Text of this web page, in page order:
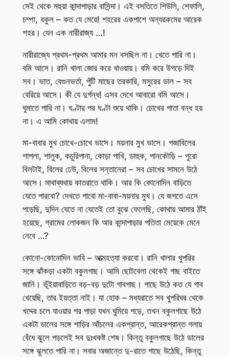
সেই থেকে মহুয়া কান্দাপাড়ার বাসিন্দা। এই বসতিতে শিউলি, শেফালি,
চম্পা, বকুল – কত যে মেয়ে! শহরের একপাশে অন্যরকমের আরেক
শহর। যেন এক নারীরাজ্য …!
নারীরাজ্যে প্রথম-প্রথম আমার মন বসছিল না। খেতে পারি না।
বমি আসে। রানি খালা জোর করে খাওয়ায়। বমি করে উগড়ে দিই
সব। ভাত, বেগুনভর্তা, পুঁটি মাছের তরকারি, মসুরের ডাল – সব
বেরিয়ে আসে। কী যে দুর্গন্ধ! এসব দেখে আবারো বমি আসে।
ঘুমাতে পারি না। ঘণ্টার পর ঘণ্টা শুয়ে থাকি। চোখের পাতা বন্ধ হয়
না। এ আমি কোথায় এলাম!
মা-বাবার মুখ চোখে-চোখে ভাসে। ময়নার মুখ ভাসে। গজাবিলের
শাপলা, শালুক, কচুরিপানা, কোড়া পাখি, ডাহুক, পানকৌড়ি – পুরো
বিলটাই, বিলের ঢেউ, বিলের সন্তানেরা – সব চোখের সামনে উঠে
আসে। মাথাব্যথায় কাতরাতে থাকি। আর কি কোনোদিন বাড়িতে
যেতে পারবো? দেখতে পাবো মা-বাবা-ময়নার মুখ। যে জগতে এসে
পড়েছি, দুদিন যেতে না যেতেই তো বুঝে ফেলেছি, কোথায় আমার ঠাঁই
হয়েছে, গ্রামের লোকজন কি আর কান্দাপাড়ার পতিতা মেয়েকে মেনে
নেবে …?
কোনো-কোনোদিন ভাবি – আত্মহত্যা করবো। রানি খালার খুপরির
সঙ্গে ঝাঁকড়া একটা বকুলগাছ। আমি ছোটবেলা থেকেই গাছ বাইতে
জানি। ভূঁইয়াবাড়িতে বড়-বড় দুটো গাবগাছ। গাছে উঠে কত যে গাব
খেয়েছি, তার ইয়ত্তা নাই। যা হোক – মধ্যরাতে সব খুপরিঘর থেকে
খদ্দের চলে যাওয়ার পর পাড়া যখন ঘুমিয়ে পড়ে, তখন বকুলগাছে উঠে
একটা ডালের সঙ্গে শাড়ির আঁচলের একপ্রান্ত, আরেকপ্রান্ত গলায়
বেঁধে ঝুলে পড়লেই সব দুঃখকষ্ট শেষ। কিন্তু বকুলগাছে উঠে ডালের
সঙ্গে ঝুলতে পারি না। সবার অজান্তে দু-রাতে গাছে উঠেছি, কিন্তু